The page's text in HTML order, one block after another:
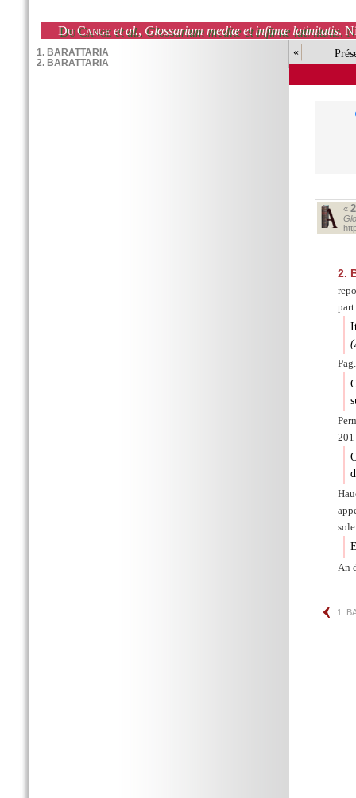
Du Cange et al., Glossarium mediæ et infimæ latinitatis.
«
«
2.
An
1.